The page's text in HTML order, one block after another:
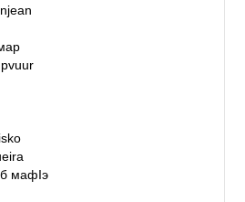
мафIэ